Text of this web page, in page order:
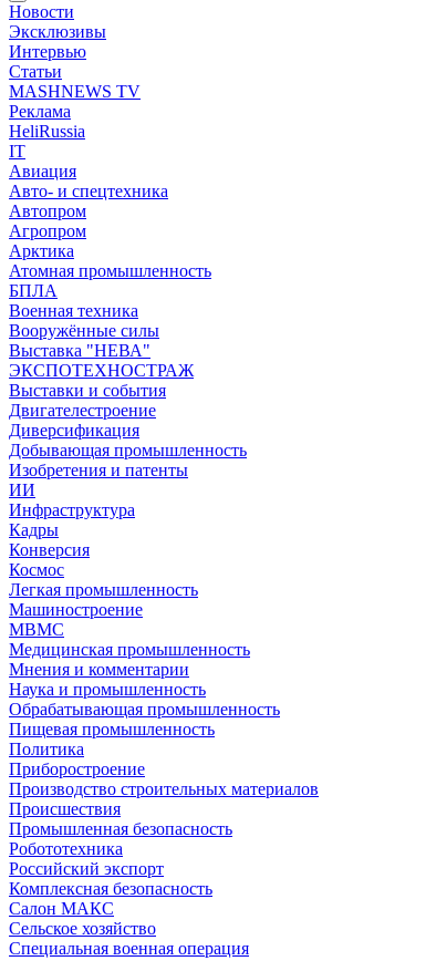
Новости
Эксклюзивы
Интервью
Статьи
MASHNEWS TV
Реклама
HeliRussia
IT
Авиация
Авто- и спецтехника
Автопром
Агропром
Арктика
Атомная промышленность
БПЛА
Военная техника
Вооружённые силы
Выставка "НЕВА"
ЭКСПОТЕХНОСТРАЖ
Выставки и события
Двигателестроение
Диверсификация
Добывающая промышленность
Изобретения и патенты
ИИ
Инфраструктура
Кадры
Конверсия
Космос
Легкая промышленность
Машиностроение
МВМС
Медицинская промышленность
Мнения и комментарии
Наука и промышленность
Обрабатывающая промышленность
Пищевая промышленность
Политика
Приборостроение
Производство строительных материалов
Происшествия
Промышленная безопасность
Робототехника
Российский экспорт
Комплексная безопасность
Салон МАКС
Сельское хозяйство
Специальная военная операция